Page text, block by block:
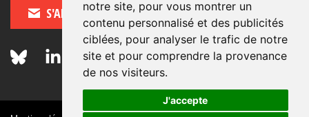
notre site, pour vous montrer un
contenu personnalisé et des publicités
ciblées, pour analyser le trafic de notre
site et pour comprendre la provenance
de nos visiteurs.
J'accepte
S'ABONNER